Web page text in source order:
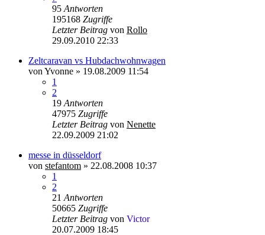
95 Antworten
195168 Zugriffe
Letzter Beitrag von Rollo
29.09.2010 22:33
Zeltcaravan vs Hubdachwohnwagen
von Yvonne » 19.08.2009 11:54
1
2
19 Antworten
47975 Zugriffe
Letzter Beitrag von Nenette
22.09.2009 21:02
messe in düsseldorf
von stefantom » 22.08.2008 10:37
1
2
21 Antworten
50665 Zugriffe
Letzter Beitrag von Victor
20.07.2009 18:45